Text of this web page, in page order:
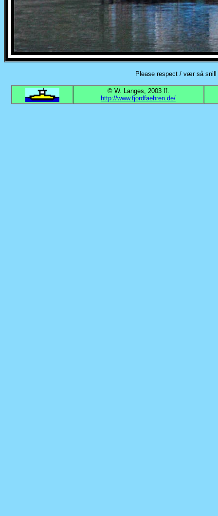
Please respect / vær så snill
© W. Langes, 2003 ff.
http://www.fjordfaehren.de/